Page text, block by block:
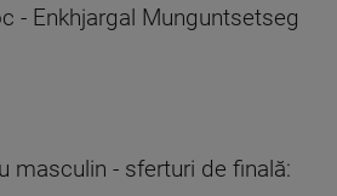
- Enkhjargal Munguntsetseg
masculin - sferturi de finală: